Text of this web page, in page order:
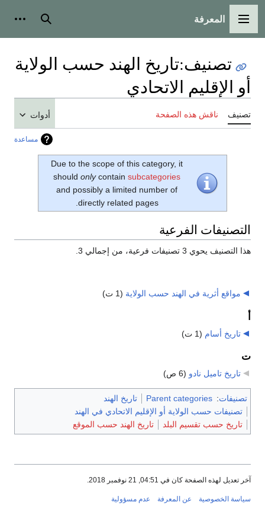
القائمة الرئيسية
المعرفة بحث
تصنيف:تاريخ الهند حسب الولاية
أو الإقليم الاتحادي
تصنيف ناقش هذه الصفحة أدوات
مساعدة
Due to the scope of this category, it
should onlycontain subcategories
and possibly a limited number of
directly related pages.
التصنيفات الفرعية
هذا التصنيف يحوي 3 تصنيفات فرعية، من إجمالي 3.
مواقع أثرية في الهند حسب الولاية (1 ت)
تاريخ أسام (1 ت)
ت
تاريخ تاميل نادو (6 ص)
تصنيفات:
Parent categories
تاريخ الهند
تصنيفات حسب الولاية أو الإقليم الاتحادي في الهند
تاريخ حسب تقسيم البلد
تاريخ الهند حسب الموقع
آخر تعديل لهذه الصفحة كان في 04:51, 21 نوفمبر 2018.
سياسة الخصوصية عن المعرفة عدم مسؤولية